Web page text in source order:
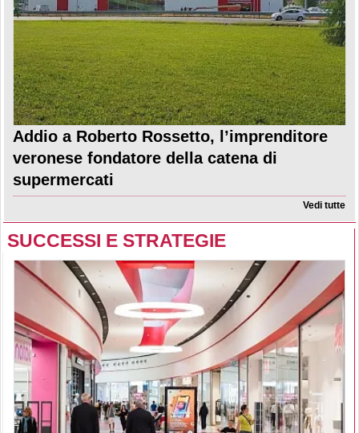
Addio a Roberto Rossetto, l’imprenditore
veronese fondatore della catena di
supermercati
Vedi tutte
SUCCESSI E STRATEGIE